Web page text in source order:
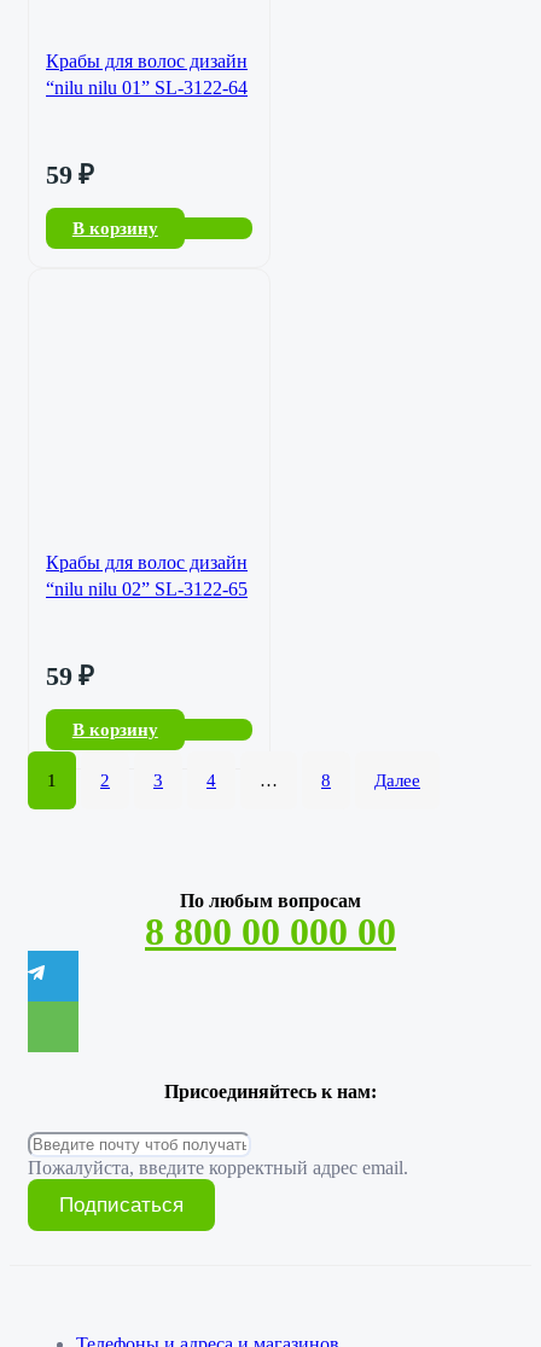
Крабы для волос дизайн
“nilu nilu 01” SL-3122-64
59 ₽
В корзину
Крабы для волос дизайн
“nilu nilu 02” SL-3122-65
59 ₽
В корзину
1 2 3 4 … 8 Далее
По любым вопросам
8 800 00 000 00
Присоединяйтесь к нам:
Пожалуйста, введите корректный адрес email.
Подписаться